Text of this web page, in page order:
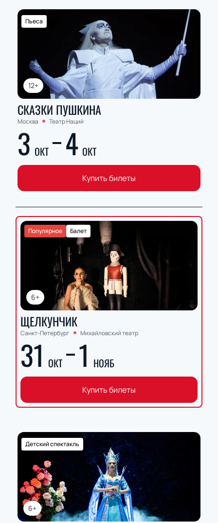
12+
Пьеса
СКАЗКИ ПУШКИНА
Москва Театр Наций
3 ОКТ 4 ОКТ
Купить билеты
6+
Балет
Популярное
ЩЕЛКУНЧИК
Санкт-Петербург Михайловский театр
31 ОКТ 1 НОЯБ
Купить билеты
6+
Детский спектакль